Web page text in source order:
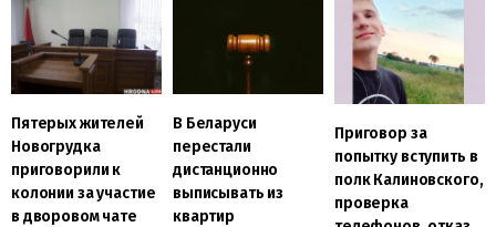
Пятерых жителей
Новогрудка
приговорили к
колонии за участие
в дворовом чате
В Беларуси
перестали
дистанционно
выписывать из
квартир
Приговор за
попытку вступить в
полк Калиновского,
проверка